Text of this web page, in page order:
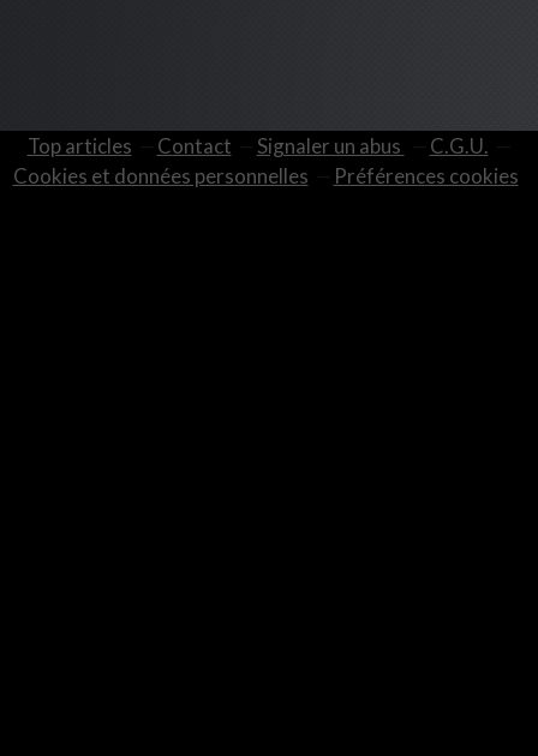
Top articles Contact Signaler un abus
C.G.U.
Cookies et données personnelles
Préférences cookies